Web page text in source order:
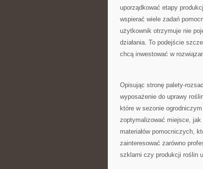
uporządkować etapy
wspierać wiele zadań
użytkownik otrzymuje nie
działania. To podejście
chcą inwestować w
Opisując stronę palety-
wyposażenie do uprawy
które w sezonie
zoptymalizować miejsce, jak
materiałów pomocniczych,
zainteresować zarówno
szklarni czy produkcji roślin